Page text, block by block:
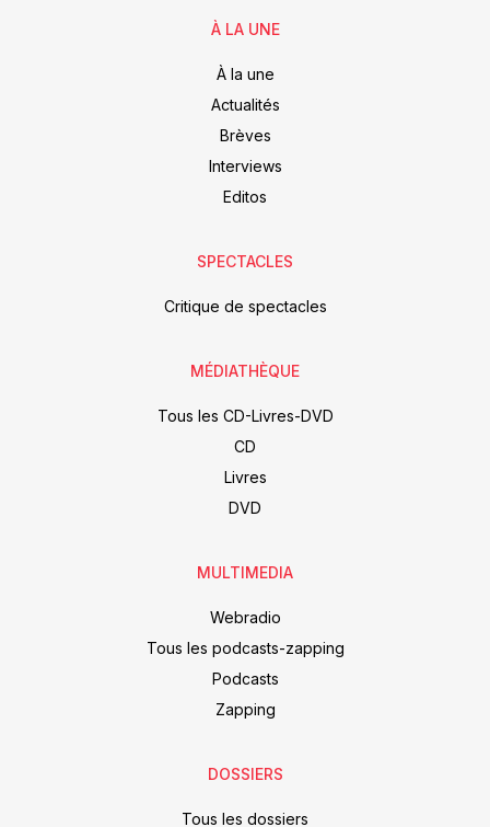
À LA UNE
À la une
Actualités
Brèves
Interviews
Editos
SPECTACLES
Critique de spectacles
MÉDIATHÈQUE
Tous les CD-Livres-DVD
CD
Livres
DVD
MULTIMEDIA
Webradio
Tous les podcasts-zapping
Podcasts
Zapping
DOSSIERS
Tous les dossiers